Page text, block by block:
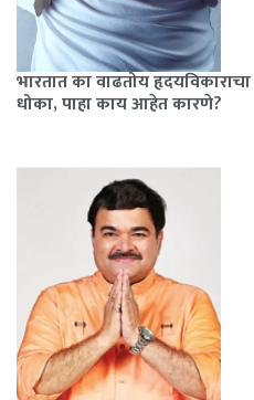
भारतात का वाढतोय हृदयविकाराचा
धोका, पाहा काय आहेत कारणे?